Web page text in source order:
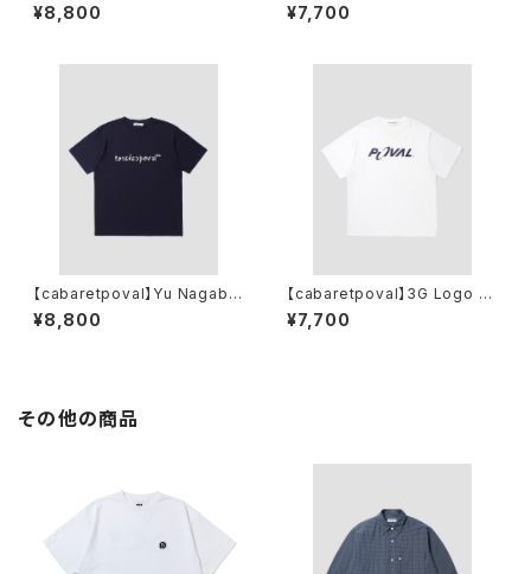
PCL Tee(WHITE)
¥8,800 ee(SUMI)
¥7,700
【cabaretpoval】Yu Nagaba
Logo Tee (NAVY)
¥8,800
【cabaretpoval】3G Logo T
ee(WHITE)
¥7,700
その他の商品